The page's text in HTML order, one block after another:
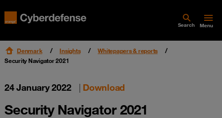
Search Menu
Denmark Insights
Whitepapers & reports
Security Navigator 2021
24 January 2022 | Download
Security Navigator 2021